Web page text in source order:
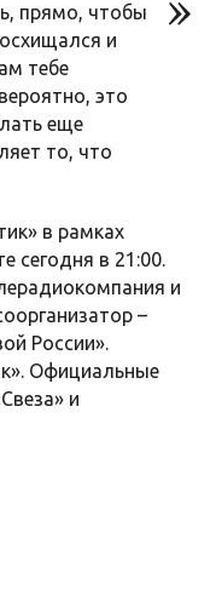
прямо, чтобы
и
тебе
это
еще
то, что
в рамках
сегодня в 21:00.
и
–
России».
Официальные
и